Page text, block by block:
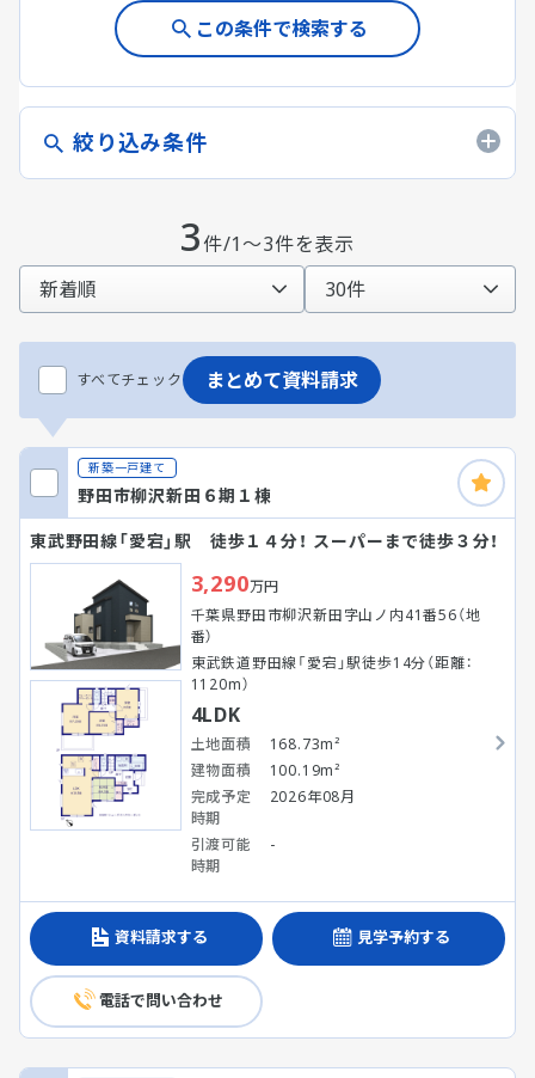
3件/1～3件を表示
すべてチェック まとめて資料請求
新築一戸建て
野田市柳沢新田６期１棟
東武野田線「愛宕」駅 徒歩１４分！ スーパーまで徒歩３分！
3,290万円
千葉県野田市柳沢新田字山ノ内41番56（地
番）
東武鉄道野田線「愛宕」駅徒歩14分（距離：
1120m）
4LDK
土地面積
168.73m²
建物面積
100.19m²
完成予定
時期
2026年08月
引渡可能
時期
-
資料請求する 見学予約する
電話で問い合わせ
この条件で検索する
絞り込み条件